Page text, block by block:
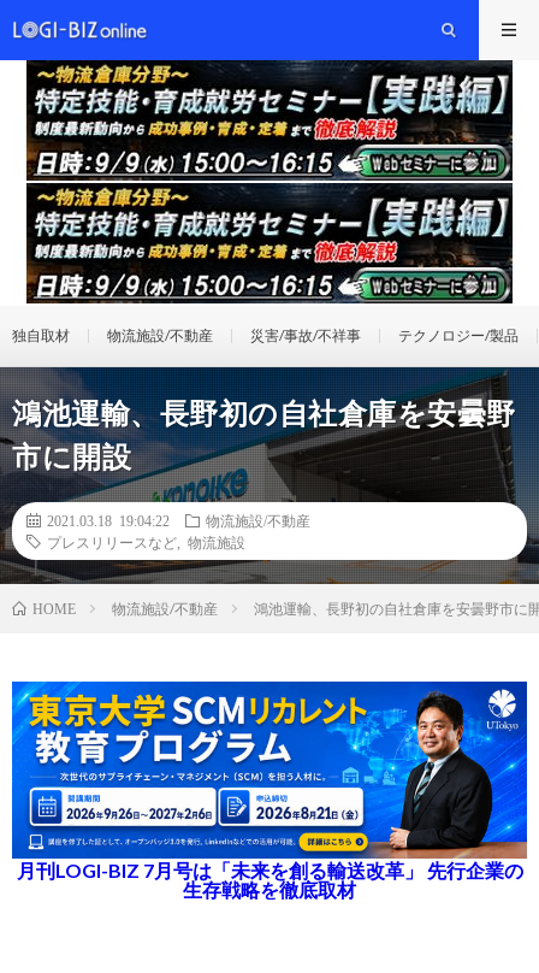
独自取材 物流施設/不動産 災害/事故/不祥事 テクノロジー/製品
鴻池運輸、長野初の自社倉庫を安曇野
市に開設
2021.03.18 19:04:22
物流施設/不動産
プレスリリースなど
物流施設
HOME 物流施設/不動産 鴻池運輸、長野初の自社倉庫を安曇野市に
月刊LOGI-BIZ 7月号は「未来を創る輸送改革」 先行企業の
生存戦略を徹底取材